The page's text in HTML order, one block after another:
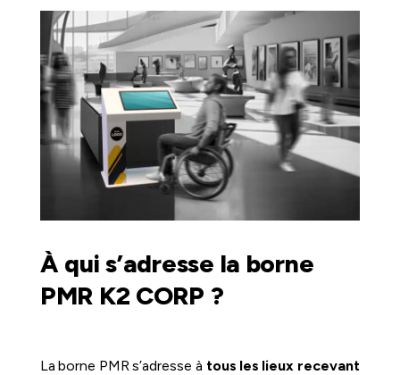
À qui s’adresse la borne
PMR K2 CORP ?
La borne PMR s’adresse à tous les lieux recevant